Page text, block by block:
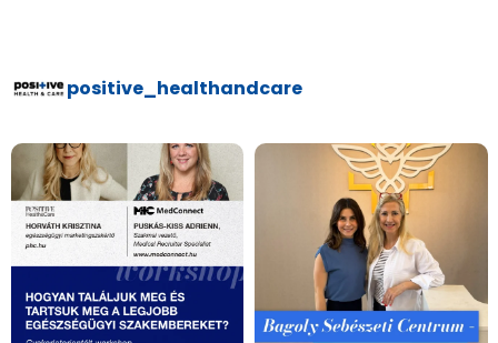
positive_healthandcare